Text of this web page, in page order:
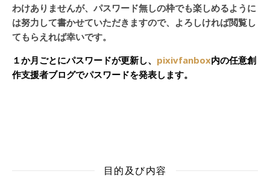
わけありませんが、パスワード無しの枠でも楽しめるように
は努力して書かせていただきますので、よろしければ閲覧し
てもらえれば幸いです。
１か月ごとにパスワードが更新し、 pixivfanbox内の任意創
作支援者ブログでパスワードを発表します。
目的及び内容